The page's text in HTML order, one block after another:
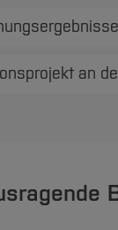
an